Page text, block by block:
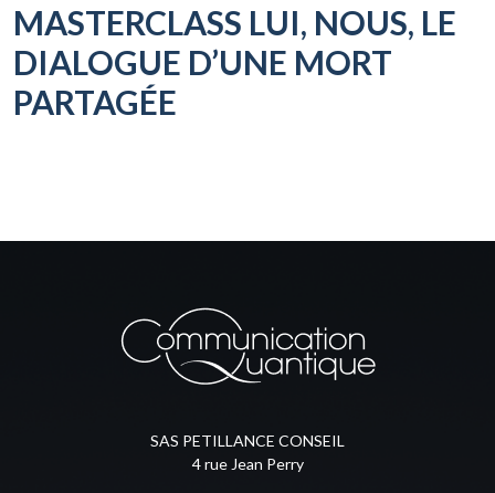
MASTERCLASS LUI, NOUS, LE
DIALOGUE D’UNE MORT
PARTAGÉE
SAS PETILLANCE CONSEIL
4 rue Jean Perry